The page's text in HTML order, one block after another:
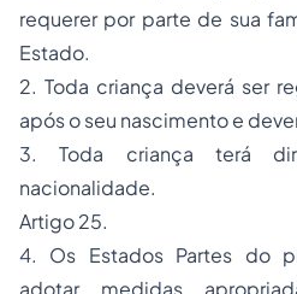
requerer por parte de sua
Estado.
2. Toda criança deverá ser
após o seu nascimento e
3. Toda criança terá
nacionalidade.
Artigo 25.
4. Os Estados Partes do